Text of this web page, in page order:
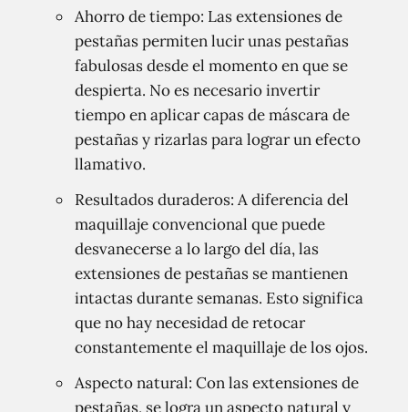
Ahorro de tiempo: Las extensiones de
pestañas permiten lucir unas pestañas
fabulosas desde el momento en que se
despierta. No es necesario invertir
tiempo en aplicar capas de máscara de
pestañas y rizarlas para lograr un efecto
llamativo.
Resultados duraderos: A diferencia del
maquillaje convencional que puede
desvanecerse a lo largo del día, las
extensiones de pestañas se mantienen
intactas durante semanas. Esto significa
que no hay necesidad de retocar
constantemente el maquillaje de los ojos.
Aspecto natural: Con las extensiones de
pestañas, se logra un aspecto natural y